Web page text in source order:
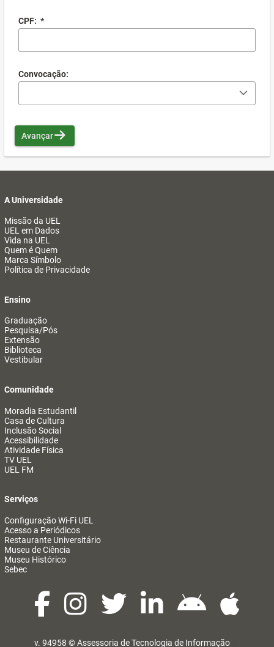
CPF: *
Convocação:
Avançar
A Universidade
Missão da UEL
UEL em Dados
Vida na UEL
Quem é Quem
Marca Símbolo
Política de Privacidade
Ensino
Graduação
Pesquisa/Pós
Extensão
Biblioteca
Vestibular
Comunidade
Moradia Estudantil
Casa de Cultura
Inclusão Social
Acessibilidade
Atividade Física
TV UEL
UEL FM
Serviços
Configuração Wi-Fi UEL
Acesso a Periódicos
Restaurante Universitário
Museu de Ciência
Museu Histórico
Sebec
v. 94958 ©Assessoria de Tecnologia de Informação